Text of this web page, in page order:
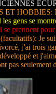
ET HOBBIES:
gens se
prennent
Je
j'ai trois
et
pas seulement